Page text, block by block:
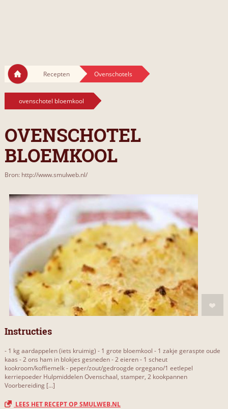
Recepten Ovenschotels
ovenschotel bloemkool
OVENSCHOTEL
BLOEMKOOL
Bron: http://www.smulweb.nl/
Instructies
- 1 kg aardappelen (iets kruimig) - 1 grote bloemkool - 1 zakje geraspte oude
kaas - 2 ons ham in blokjes gesneden - 2 eieren - 1 scheut
kookroom/koffiemelk - peper/zout/gedroogde orgegano/1 eetlepel
kerriepoeder Hulpmiddelen Ovenschaal, stamper, 2 kookpannen
Voorbereiding [...]
LEES HET RECEPT OP SMULWEB.NL